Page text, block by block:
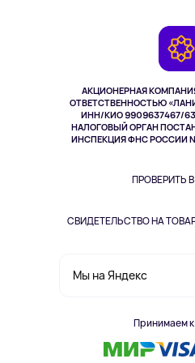
АКЦИОНЕРНАЯ
ОТВЕТСТВЕННОСТЬЮ
ИНН/КИО 9909637467/
НАЛОГОВЫЙ ОРГАН
ИНСПЕКЦИЯ ФНС РОССИИ
ПРОВЕРИТЬ
СВИДЕТЕЛЬСТВО НА
Мы на Яндекс
Принимаем
Здоровье питомцев
Одежда и аксессуары